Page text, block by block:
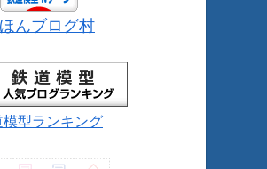
んブログ村
模型ランキング